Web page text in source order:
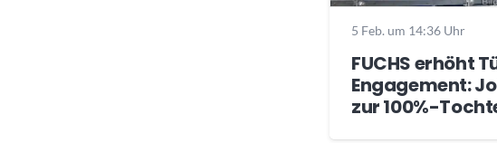
5 Feb. um 14:36 Uhr
FUCHS erhöht
Engagement:
zur 100%-